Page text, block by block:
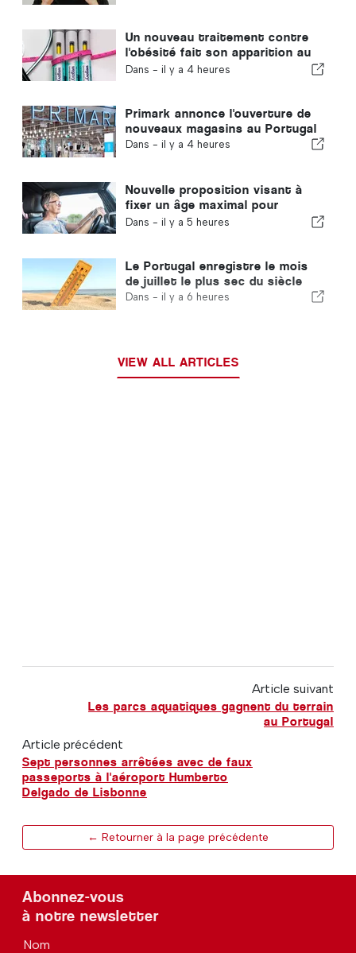
Un nouveau traitement contre
l'obésité fait son apparition au
Portugal
Dans - il y a 4 heures
Primark annonce l'ouverture de
nouveaux magasins au Portugal
Dans - il y a 4 heures
Nouvelle proposition visant à
fixer un âge maximal pour
conduire au Portugal
Dans - il y a 5 heures
Le Portugal enregistre le mois
de juillet le plus sec du siècle
Dans - il y a 6 heures
VIEW ALL ARTICLES
Article suivant
Les parcs aquatiques gagnent du terrain
au Portugal
Article précédent
Sept personnes arrêtées avec de faux
passeports à l'aéroport Humberto
Delgado de Lisbonne
← Retourner à la page précédente
Abonnez-vous
à notre newsletter
Nom